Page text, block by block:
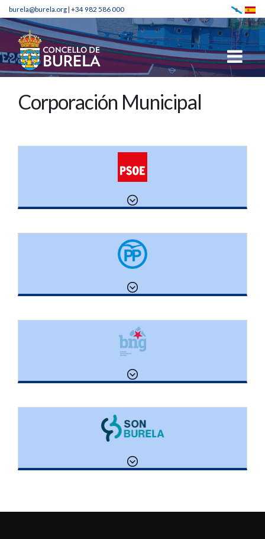
burela@burela.org| +34 982 586 000
Corporación Municipal